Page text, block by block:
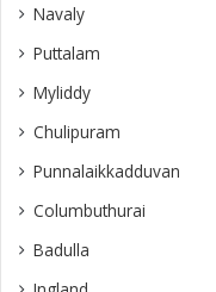
Navaly
Puttalam
Myliddy
Chulipuram
Punnalaikkadduvan
Columbuthurai
Badulla